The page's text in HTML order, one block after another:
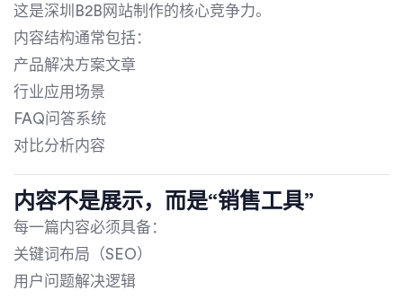
这是深圳B2B网站制作的核心竞争力。
内容结构通常包括：
产品解决方案文章
行业应用场景
FAQ问答系统
对比分析内容
内容不是展示，而是“销售工具”
每一篇内容必须具备：
关键词布局（SEO）
用户问题解决逻辑